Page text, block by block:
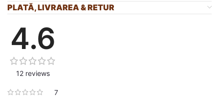
PLATĂ, LIVRAREA & RETUR
4.6
12 reviews
7